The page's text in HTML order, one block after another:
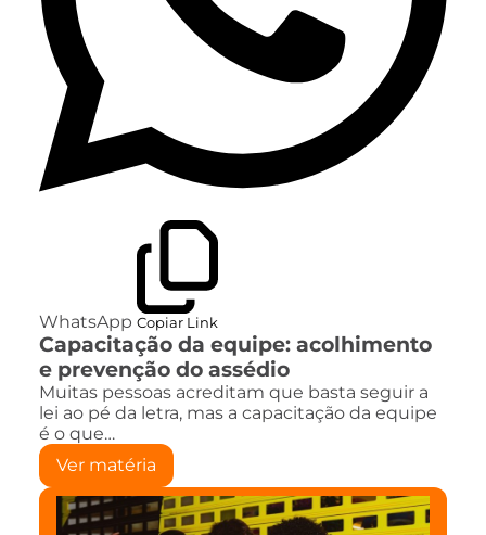
WhatsApp Copiar Link
Capacitação da equipe: acolhimento
e prevenção do assédio
Muitas pessoas acreditam que basta seguir a
lei ao pé da letra, mas a capacitação da equipe
é o que…
Ver matéria